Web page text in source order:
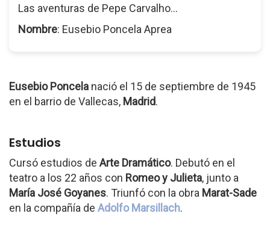
Las aventuras de Pepe Carvalho...
Nombre: Eusebio Poncela Aprea
Eusebio Poncela nació el 15 de septiembre de 1945
en el barrio de Vallecas, Madrid.
Estudios
Cursó estudios de Arte Dramático. Debutó en el
teatro a los 22 años con Romeo y Julieta, junto a
María José Goyanes. Triunfó con la obra Marat-Sade
en la compañía de Adolfo Marsillach.